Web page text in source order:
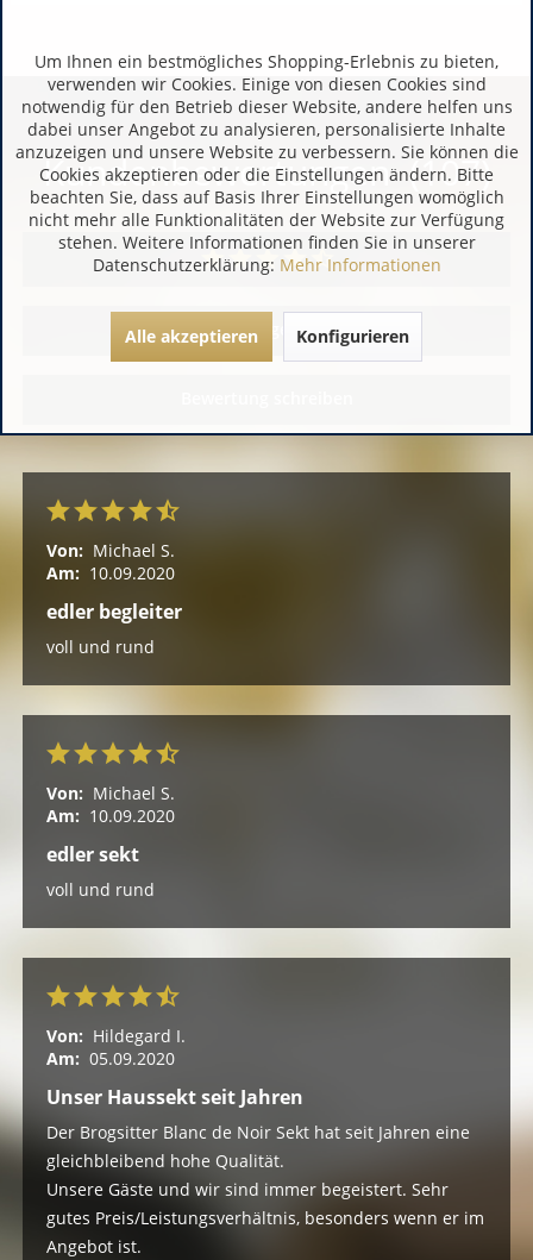
Kundenbewertungen (107)
Alle Bewertungen anzeigen
Von: Michael S.
Am: 10.09.2020
edler begleiter
voll und rund
Von: Michael S.
Am: 10.09.2020
edler sekt
voll und rund
Von: Hildegard I.
Am: 05.09.2020
Unser Haussekt seit Jahren
Der Brogsitter Blanc de Noir Sekt hat seit Jahren eine
gleichbleibend hohe Qualität.
Unsere Gäste und wir sind immer begeistert. Sehr
gutes Preis/Leistungsverhältnis, besonders wenn er im
Angebot ist.
Um Ihnen ein bestmögliches Shopping-Erlebnis zu bieten,
verwenden wir Cookies. Einige von diesen Cookies sind
notwendig für den Betrieb dieser Website, andere helfen uns
dabei unser Angebot zu analysieren, personalisierte Inhalte
anzuzeigen und unsere Website zu verbessern. Sie können die
Cookies akzeptieren oder die Einstellungen ändern. Bitte
beachten Sie, dass auf Basis Ihrer Einstellungen womöglich
nicht mehr alle Funktionalitäten der Website zur Verfügung
stehen. Weitere Informationen finden Sie in unserer
Datenschutzerklärung: Mehr Informationen
Alle akzeptieren Konfigurieren